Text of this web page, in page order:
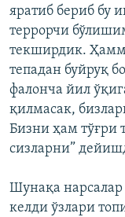
яратиб бериб бу
террорчи
текширдик.
тепадан буйруқ
фалонча йил
қилмасак,
Бизни ҳам тўғри
сизларни”
Шунақа
келди ўзлари